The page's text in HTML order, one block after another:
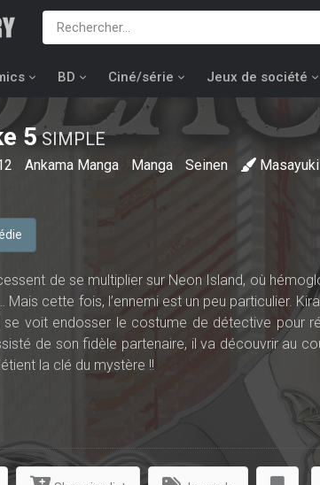
BD Ciné/série Jeux de société
5SIMPLE
Ankama Manga Manga Seinen Masayuki
de se multiplier sur Neon Island, où
Mais cette fois, l’ennemi est un peu particulier.
voit endosser le costume de détective pour
de son fidèle partenaire, il va découvrir au
la clé du mystère !!